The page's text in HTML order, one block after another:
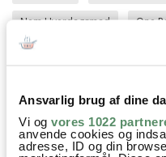
Ansvarlig brug af dine
Vi og vores 1022
anvende cookies og
adresse, ID og din
Nem Hverdagsmad One
Vegetar
piskefløde Æbler